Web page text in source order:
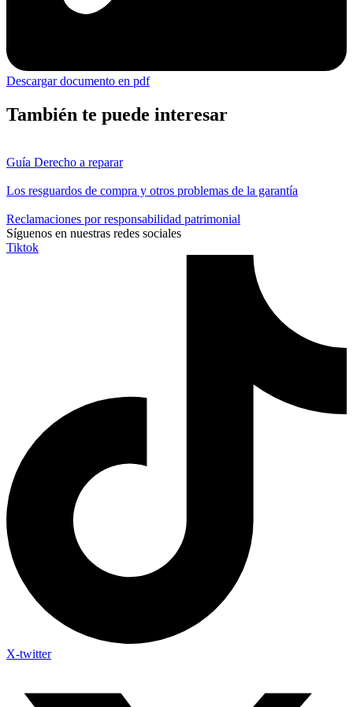
Descargar documento en pdf
También te puede interesar
Guía Derecho a reparar
Los resguardos de compra y otros problemas de la garantía
Reclamaciones por responsabilidad patrimonial
Síguenos en nuestras redes sociales
Tiktok
X-twitter